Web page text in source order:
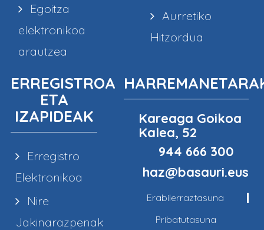
Egoitza
elektronikoa
arautzea
Aurretiko
Hitzordua
ERREGISTROA
ETA
IZAPIDEAK
Erregistro
Elektronikoa
Nire
Jakinarazpenak
Kareaga Goikoa
Kalea, 52
944 666 300
haz@basauri.eus
Erabilerraztasuna
Pribatutasuna